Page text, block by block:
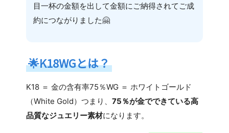
目一杯の金額を出して金額にご納得されてご成
約につながりました🤗
🌟K18WGとは？
K18 ＝ 金の含有率75％WG ＝ ホワイトゴールド
（White Gold）つまり、 75％が金でできている高
品質なジュエリー素材になります。